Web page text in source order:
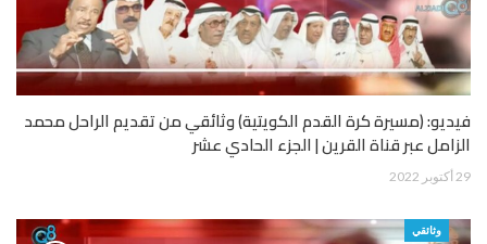
فيديو: (مسيرة كرة القدم الكويتية) وثائقي من تقديم الراحل محمد
الزامل عبر قناة القرين | الجزء الحادي عشر
29 أكتوبر 2022
وثائقي